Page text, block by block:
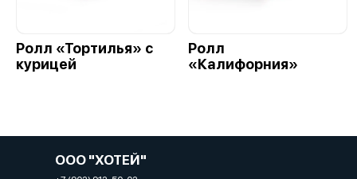
Ролл «Тортилья» с
курицей
Ролл
«Калифорния»
ООО "ХОТЕЙ"